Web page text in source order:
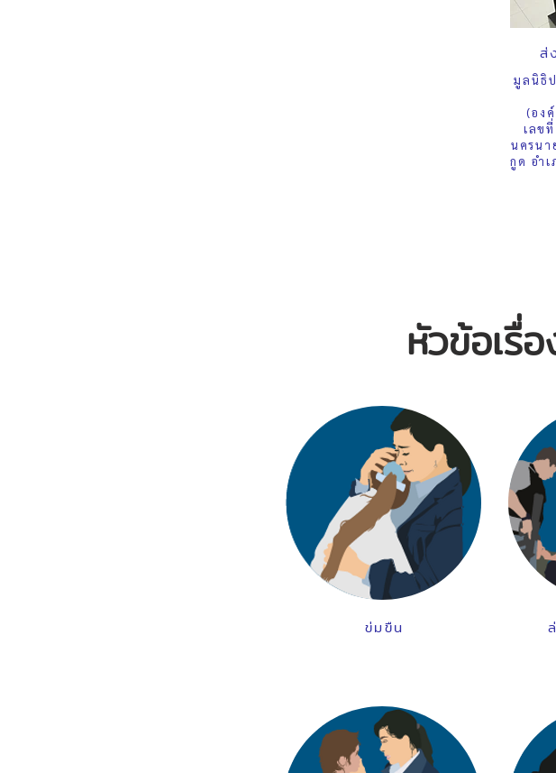
ส่
มูลนิธิ
(อง
เลข
นครนา
กูด อำ
หัวข้อเรื่
ข่มขืน